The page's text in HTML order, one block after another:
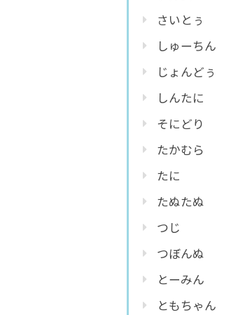
さいとぅ
しゅーちん
じょんどぅ
しんたに
そにどり
たかむら
たに
たぬたぬ
つじ
つぼんぬ
とーみん
ともちゃん